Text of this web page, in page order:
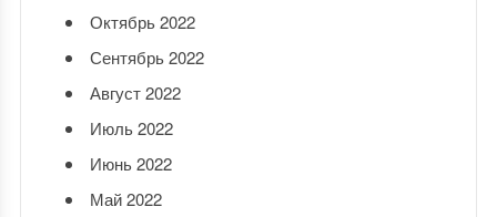
Октябрь 2022
Сентябрь 2022
Август 2022
Июль 2022
Июнь 2022
Май 2022